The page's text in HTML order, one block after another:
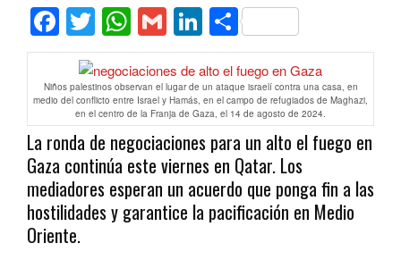
Facebook
Twitter
WhatsApp
GmailLinkedIn
Compartir
Niños palestinos observan el lugar de un ataque israelí contra una casa, en
medio del conflicto entre Israel y Hamás, en el campo de refugiados de Maghazi,
en el centro de la Franja de Gaza, el 14 de agosto de 2024.
La ronda de negociaciones para un alto el fuego en
Gaza continúa este viernes en Qatar. Los
mediadores esperan un acuerdo que ponga fin a las
hostilidades y garantice la pacificación en Medio
Oriente.